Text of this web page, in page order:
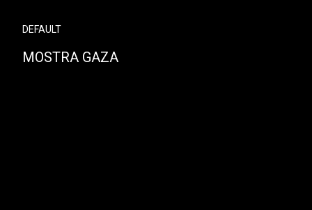
DEFAULT
MOSTRA GAZA